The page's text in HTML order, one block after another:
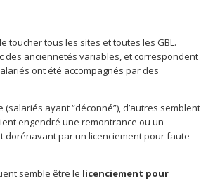
toucher tous les sites et toutes les GBL.
des anciennetés variables, et correspondent
ont été accompagnés par des
ayant “déconné”), d’autres semblent
engendré une remontrance ou un
dorénavant par un licenciement pour faute
semble être le licenciement pour